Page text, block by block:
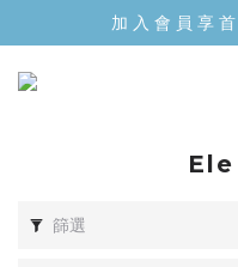
加 入 會 員 享
Ele
篩選